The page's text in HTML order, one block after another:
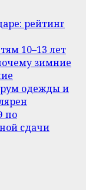
рейтинг
10–13 лет
зимние
одежды и
по
сдачи